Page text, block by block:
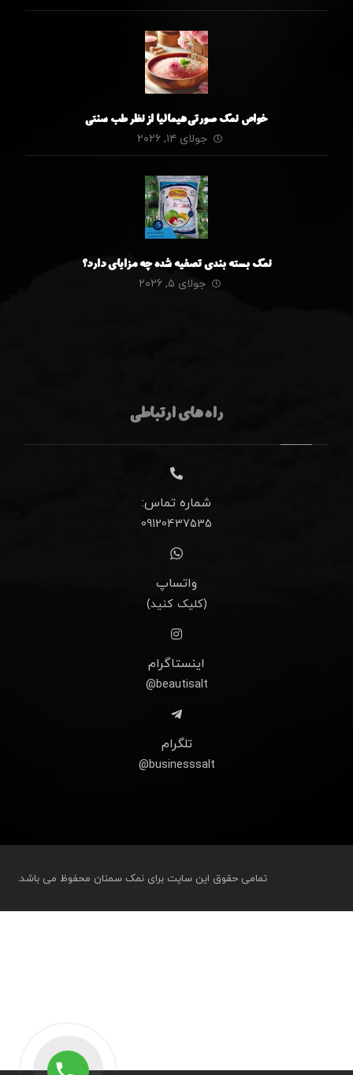
خواص نمک صورتی هیمالیا از نظر طب سنتی
جولای ۱۴, ۲۰۲۶
نمک بسته بندی تصفیه شده چه مزایای دارد؟
جولای ۵, ۲۰۲۶
راه های ارتباطی
شماره تماس:
09120437535
واتساپ
(کلیک کنید)
اینستاگرام
beautisalt@
تلگرام
businesssalt@
تمامی حقوق این سایت برای نمک سمنان محفوظ می باشد.